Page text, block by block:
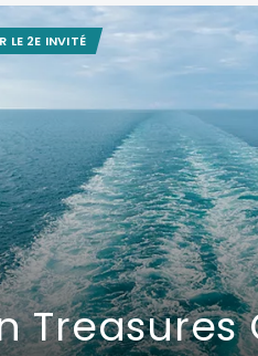
Treasures
LE 2E INVITÉ